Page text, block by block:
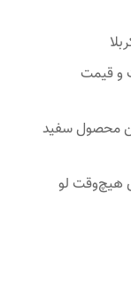
و قیمت
محصول سفید
هیچ‌وقت لو